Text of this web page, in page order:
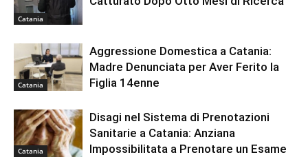
Catania
Catania
Aggressione Domestica a Catania:
Madre Denunciata per Aver Ferito la
Figlia 14enne
Catania
Disagi nel Sistema di Prenotazioni
Sanitarie a Catania: Anziana
Impossibilitata a Prenotare un Esame